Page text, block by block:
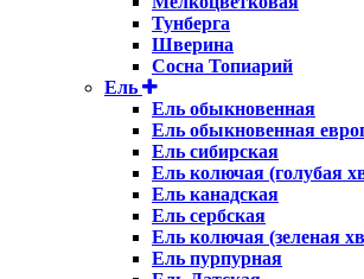
Тунберга
Шверина
Сосна Топиарий
Ель
Ель обыкновенная
Ель обыкновенная
Ель сибирская
Ель колючая (голубая
Ель канадская
Ель сербская
Ель колючая (зеленая
Ель пурпурная